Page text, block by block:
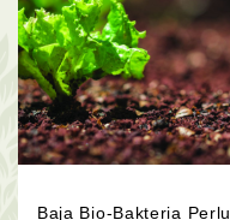
Baja Bio-Bakteria Perlu